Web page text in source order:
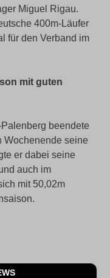
Miguel Rigau.
400m-Läufer
für den Verband im
mit guten
beendete
Wochenende seine
er dabei seine
auch im
mit 50,02m